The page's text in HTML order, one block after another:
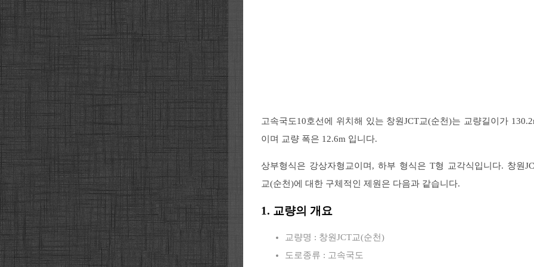
고속국도10호선에 위치해 있는 창원JCT교(순천)는 교량길이가
이며 교량 폭은 12.6m 입니다.
상부형식은 강상자형교이며, 하부 형식은 T형 교각식입니다. 창원
교(순천)에 대한 구체적인 제원은 다음과 같습니다.
1. 교량의 개요
교량명 : 창원JCT교(순천)
도로종류 : 고속국도